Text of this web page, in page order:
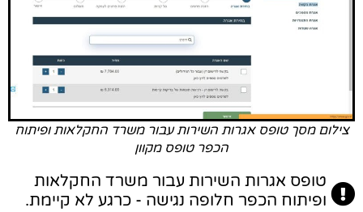
צילום מסך טופס אגרות השירות עבור משרד החקלאות ופיתוח
הכפר טופס מקוון
טופס אגרות השירות עבור משרד החקלאות
ופיתוח הכפר חלופה נגישה - כרגע לא קיימת.